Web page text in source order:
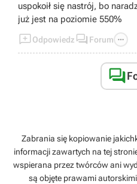
uspokoił się nastrój, bo
już jest na poziomie 550%
Odpowiedz  Forum 

Zabrania się kopiowanie
informacji zawartych na tej
wspierana przez twórców ani
są objęte prawami